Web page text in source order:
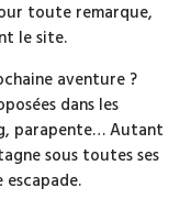
toute remarque,
le site.
aventure ?
dans les
parapente… Autant
sous toutes ses